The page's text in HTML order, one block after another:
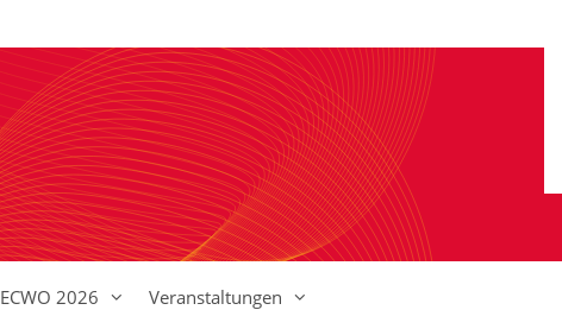
ECWO 2026 Veranstaltungen